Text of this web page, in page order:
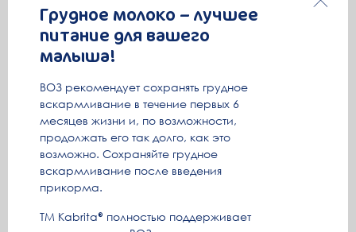
Грудное молоко – лучшее
питание для вашего
малыша!
ВОЗ рекомендует сохранять грудное
вскармливание в течение первых 6
месяцев жизни и, по возможности,
продолжать его так долго, как это
возможно. Сохраняйте грудное
вскармливание после введения
прикорма.
ТМ Kabrita
полностью поддерживает